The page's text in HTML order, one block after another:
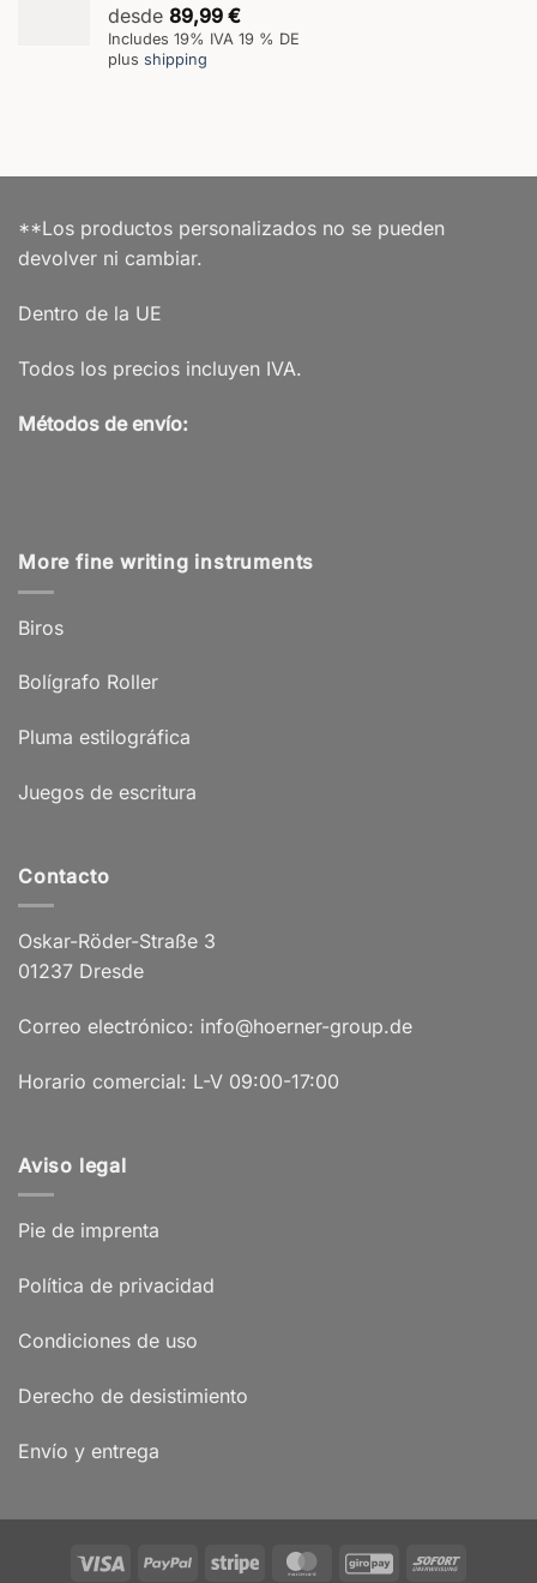
desde 89,99 €
Includes 19% IVA 19 % DE
plus shipping
**Los productos personalizados no se pueden
devolver ni cambiar.
Dentro de la UE
Todos los precios incluyen IVA.
Métodos de envío:
More fine writing instruments
Biros
Bolígrafo Roller
Pluma estilográfica
Juegos de escritura
Contacto
Oskar-Röder-Straße 3
01237 Dresde
Correo electrónico: info@hoerner-group.de
Horario comercial: L-V 09:00-17:00
Aviso legal
Pie de imprenta
Política de privacidad
Condiciones de uso
Derecho de desistimiento
Envío y entrega
Visa PayPal Stripe MasterCardGiroPaySofort